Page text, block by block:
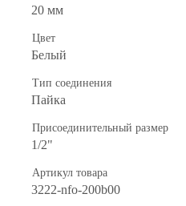
20 мм
Цвет
Белый
Тип соединения
Пайка
Присоединительный размер
1/2"
Артикул товара
3222-nfo-200b00